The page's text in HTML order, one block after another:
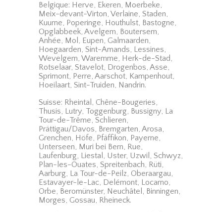
Belgique: Herve, Ekeren, Moerbeke,
Meix-devant-Virton, Verlaine, Staden,
Kuurne, Poperinge, Houthulst, Bastogne,
Opglabbeek, Avelgem, Boutersem,
Anhée, Mol, Eupen, Galmaarden,
Hoegaarden, Sint-Amands, Lessines,
Wevelgem, Waremme, Herk-de-Stad,
Rotselaar, Stavelot, Drogenbos, Asse,
Sprimont, Perre, Aarschot, Kampenhout,
Hoeilaart, Sint-Truiden, Nandrin.
Suisse: Rheintal, Chêne-Bougeries,
Thusis, Lutry, Toggenburg, Bussigny, La
Tour-de-Trême, Schlieren,
Prättigau/Davos, Bremgarten, Arosa,
Grenchen, Höfe, Pfäffikon, Payerne,
Unterseen, Muri bei Bern, Rue,
Laufenburg, Liestal, Uster, Uzwil, Schwyz,
Plan-les-Ouates, Spreitenbach, Rüti,
Aarburg, La Tour-de-Peilz, Oberaargau,
Estavayer-le-Lac, Delémont, Locarno,
Orbe, Beromünster, Neuchâtel, Binningen,
Morges, Gossau, Rheineck.